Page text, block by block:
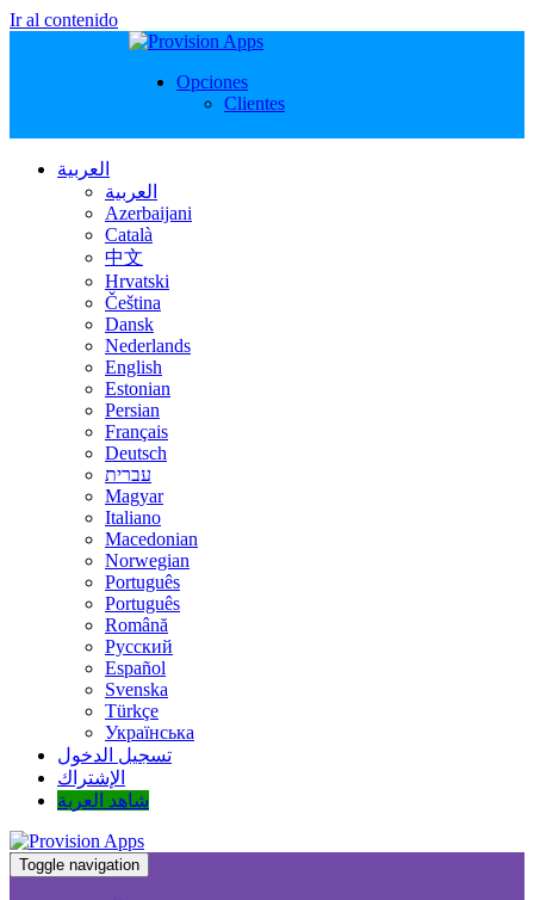
Ir al contenido
Opciones
Clientes
العربية
العربية
Azerbaijani
Català
中文
Hrvatski
Čeština
Dansk
Nederlands
English
Estonian
Persian
Français
Deutsch
עברית
Magyar
Italiano
Macedonian
Norwegian
Português
Português
Română
Русский
Español
Svenska
Türkçe
Українська
تسجيل الدخول
الإشتراك
شاهد العربة
Toggle navigation